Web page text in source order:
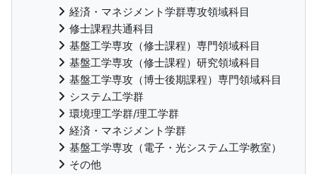
経済・マネジメント学群専攻領域科目
修士課程共通科目
基盤工学専攻（修士課程）専門領域科目
基盤工学専攻（修士課程）研究領域科目
基盤工学専攻（博士後期課程）専門領域科目
システム工学群
環境理工学群/理工学群
経済・マネジメント学群
基盤工学専攻（電子・光システム工学教室）
その他